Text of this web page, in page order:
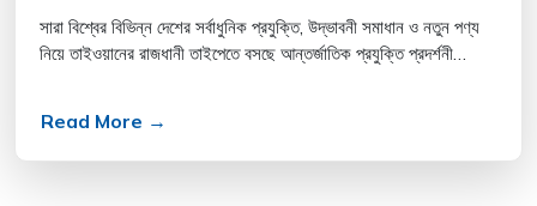
সারা বিশ্বের বিভিন্ন দেশের সর্বাধুনিক প্রযুক্তি, উদ্ভাবনী সমাধান ও নতুন পণ্য
নিয়ে তাইওয়ানের রাজধানী তাইপেতে বসছে আন্তর্জাতিক প্রযুক্তি প্রদর্শনী
Read More →